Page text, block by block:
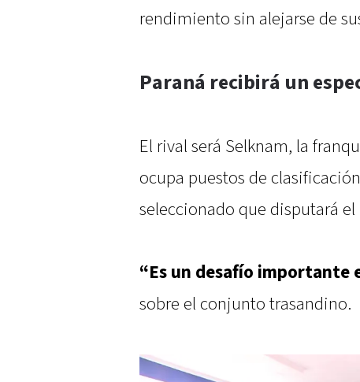
rendimiento sin alejarse de
Paraná recibirá un
El rival será Selknam, la
ocupa puestos de
seleccionado que disputará
“Es un desafío importante
sobre el conjunto trasandino.